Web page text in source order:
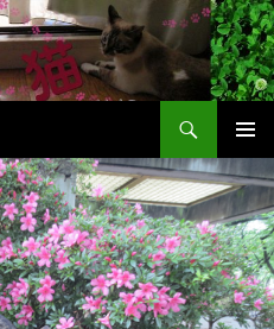
メインメ
ニュー